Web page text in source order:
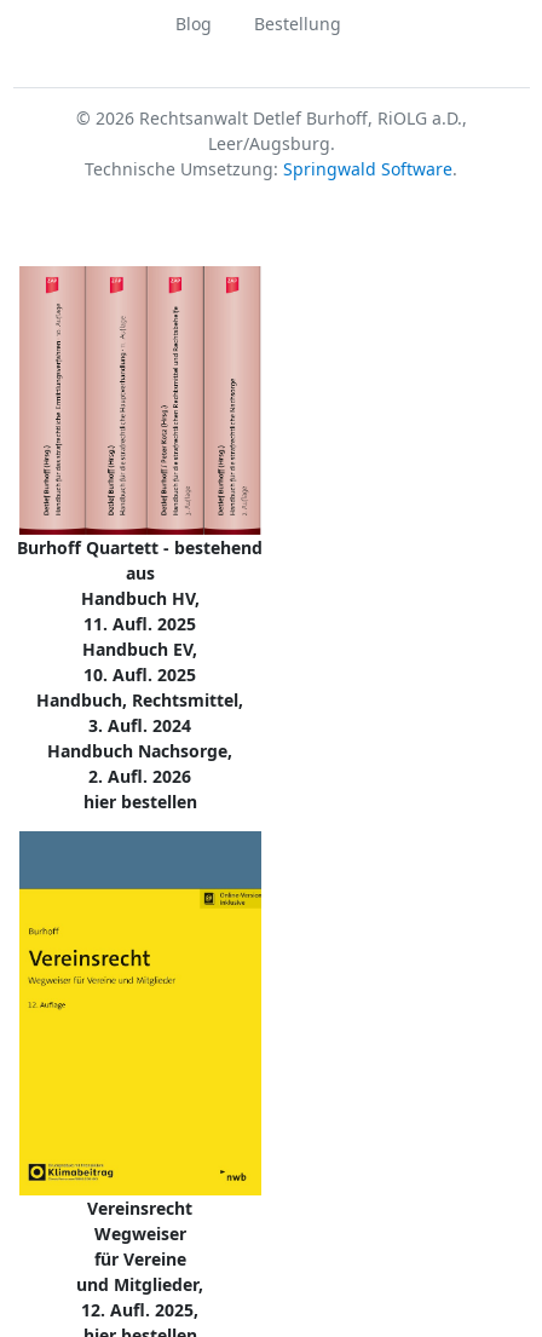
Blog Bestellung
© 2026 Rechtsanwalt Detlef Burhoff, RiOLG a.D.,
Leer/Augsburg.
Technische Umsetzung: Springwald Software.
Burhoff Quartett - bestehend
aus
Handbuch HV,
11. Aufl. 2025
Handbuch EV,
10. Aufl. 2025
Handbuch, Rechtsmittel,
3. Aufl. 2024
Handbuch Nachsorge,
2. Aufl. 2026
hier bestellen
Vereinsrecht
Wegweiser
für Vereine
und Mitglieder,
12. Aufl. 2025,